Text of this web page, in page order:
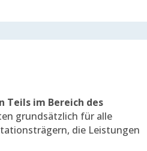
Teils im Bereich des
grundsätzlich für alle
die Leistungen